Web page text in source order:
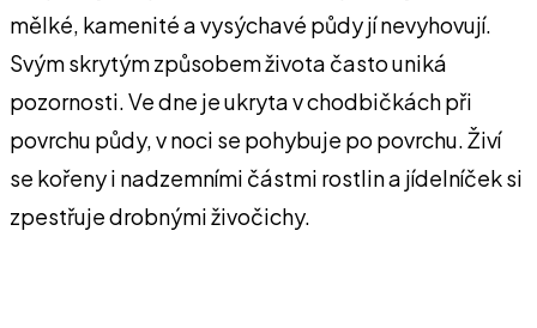
mělké, kamenité a vysýchavé půdy jí nevyhovují.
Svým skrytým způsobem života často uniká
pozornosti. Ve dne je ukryta v chodbičkách při
povrchu půdy, v noci se pohybuje po povrchu. Živí
se kořeny i nadzemními částmi rostlin a jídelníček si
zpestřuje drobnými živočichy.